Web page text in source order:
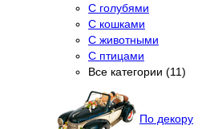
С голубями
С кошками
С животными
С птицами
Все категории (11)
По декору